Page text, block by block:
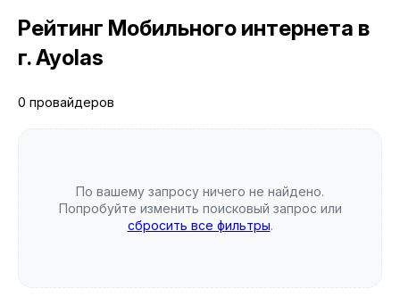
Рейтинг Мобильного интернета в
г. Ayolas
0 провайдеров
По вашему запросу ничего не найдено.
Попробуйте изменить поисковый запрос или
сбросить все фильтры.